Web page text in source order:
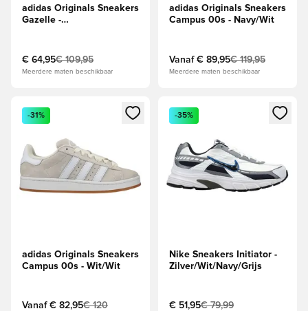
adidas Originals Sneakers
Gazelle -
€ 64,95€ 109,95
Meerdere maten beschikbaar
adidas Originals Sneakers
Campus 00s - Navy/Wit
Vanaf € 89,95€ 119,95
Meerdere maten beschikbaar
Opent een venster om in te loggen of je aan te melden als
-31%
adidas Originals Sneakers
Campus 00s - Wit/Wit
Vanaf € 82,95€ 120
Opent een venster om in te
-35%
Nike Sneakers Initiator -
Zilver/Wit/Navy/Grijs
€ 51,95€ 79,99